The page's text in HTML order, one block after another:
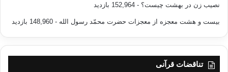
نصیب زن در بهشت چیست؟ - 152,964 بازدید
بیست و هشت معجزه از معجزات حضرت محمّد رسول الله - 148,960 بازدید
تناقضات قرآنی